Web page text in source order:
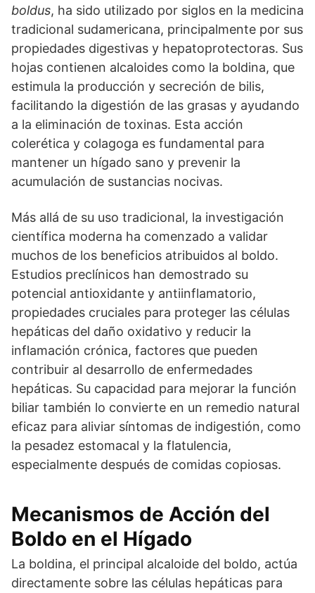
boldus, ha sido utilizado por siglos en la medicina
tradicional sudamericana, principalmente por sus
propiedades digestivas y hepatoprotectoras. Sus
hojas contienen alcaloides como la boldina, que
estimula la producción y secreción de bilis,
facilitando la digestión de las grasas y ayudando
a la eliminación de toxinas. Esta acción
colerética y colagoga es fundamental para
mantener un hígado sano y prevenir la
acumulación de sustancias nocivas.
Más allá de su uso tradicional, la investigación
científica moderna ha comenzado a validar
muchos de los beneficios atribuidos al boldo.
Estudios preclínicos han demostrado su
potencial antioxidante y antiinflamatorio,
propiedades cruciales para proteger las células
hepáticas del daño oxidativo y reducir la
inflamación crónica, factores que pueden
contribuir al desarrollo de enfermedades
hepáticas. Su capacidad para mejorar la función
biliar también lo convierte en un remedio natural
eficaz para aliviar síntomas de indigestión, como
la pesadez estomacal y la flatulencia,
especialmente después de comidas copiosas.
Mecanismos de Acción del
Boldo en el Hígado
La boldina, el principal alcaloide del boldo, actúa
directamente sobre las células hepáticas para